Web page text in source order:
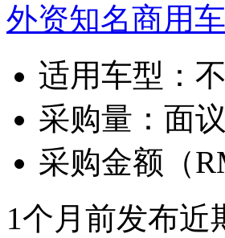
外资知名商用车
适用车型：
采购量： 面议
采购金额（
1个月前发布近